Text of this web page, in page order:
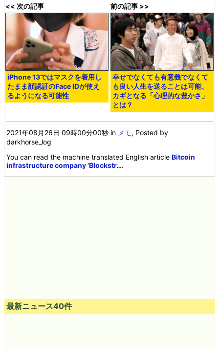
<< 次の記事
iPhone 13ではマスクを着用し
たまま顔認証のFace IDが使え
るようになる可能性
前の記事 >>
幸せでなくても有意義でなくて
も良い人生を送ることは可能、
カギとなる「心理的な豊かさ」
とは？
2021年08月26日 09時00分00秒 in メモ, Posted by
darkhorse_log
You can read the machine translated English articleBitcoin
infrastructure company 'Blockstr….
最新ニュース40件